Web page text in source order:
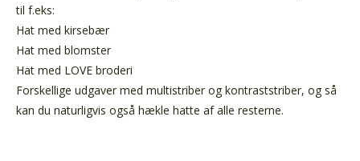
til f.eks:
Hat med kirsebær
Hat med blomster
Hat med LOVE broderi
Forskellige udgaver med multistriber og kontraststriber, og så
kan du naturligvis også hækle hatte af alle resterne.